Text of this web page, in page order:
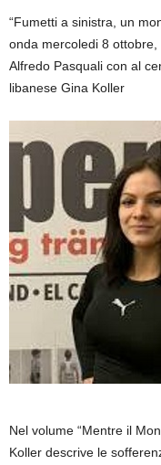
“Fumetti a sinistra, un
onda mercoledi 8
Alfredo Pasquali con al
libanese Gina Koller
Nel volume “Mentre il
Koller descrive le